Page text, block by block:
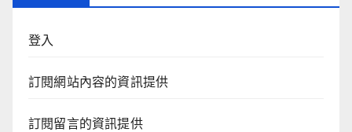
登入
訂閱網站內容的資訊提供
訂閱留言的資訊提供